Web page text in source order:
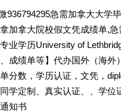
936794295急需加拿大大学
加拿大院校假文凭成绩单,
业学历University of
成绩单等】代办国外（海外
分数，学历认证，文凭，
学定制、真实认证、、学
知书